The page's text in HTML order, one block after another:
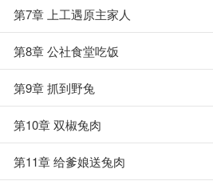
第7章 上工遇原主家人
第8章 公社食堂吃饭
第9章 抓到野兔
第10章 双椒兔肉
第11章 给爹娘送兔肉